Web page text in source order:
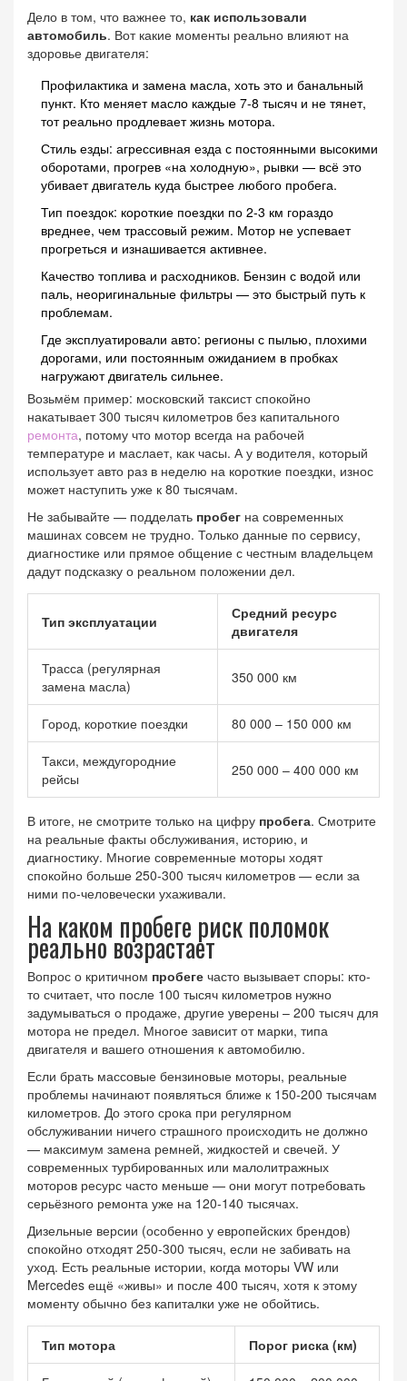
Дело в том, что важнее то, как использовали
автомобиль. Вот какие моменты реально влияют на
здоровье двигателя:
Профилактика и замена масла, хоть это и банальный
пункт. Кто меняет масло каждые 7-8 тысяч и не тянет,
тот реально продлевает жизнь мотора.
Стиль езды: агрессивная езда с постоянными высокими
оборотами, прогрев «на холодную», рывки — всё это
убивает двигатель куда быстрее любого пробега.
Тип поездок: короткие поездки по 2-3 км гораздо
вреднее, чем трассовый режим. Мотор не успевает
прогреться и изнашивается активнее.
Качество топлива и расходников. Бензин с водой или
паль, неоригинальные фильтры — это быстрый путь к
проблемам.
Где эксплуатировали авто: регионы с пылью, плохими
дорогами, или постоянным ожиданием в пробках
нагружают двигатель сильнее.
Возьмём пример: московский таксист спокойно
накатывает 300 тысяч километров без капитального
ремонта, потому что мотор всегда на рабочей
температуре и маслает, как часы. А у водителя, который
использует авто раз в неделю на короткие поездки, износ
может наступить уже к 80 тысячам.
Не забывайте — подделать пробег на современных
машинах совсем не трудно. Только данные по сервису,
диагностике или прямое общение с честным владельцем
дадут подсказку о реальном положении дел.
Тип эксплуатации
Средний ресурс
двигателя
Трасса (регулярная
замена масла)
350 000 км
Город, короткие поездки 80 000 – 150 000 км
Такси, междугородние
рейсы
250 000 – 400 000 км
В итоге, не смотрите только на цифру пробега. Смотрите
на реальные факты обслуживания, историю, и
диагностику. Многие современные моторы ходят
спокойно больше 250-300 тысяч километров — если за
ними по-человечески ухаживали.
На каком пробеге риск поломок
реально возрастает
Вопрос о критичном пробеге часто вызывает споры: кто-
то считает, что после 100 тысяч километров нужно
задумываться о продаже, другие уверены – 200 тысяч для
мотора не предел. Многое зависит от марки, типа
двигателя и вашего отношения к автомобилю.
Если брать массовые бензиновые моторы, реальные
проблемы начинают появляться ближе к 150-200 тысячам
километров. До этого срока при регулярном
обслуживании ничего страшного происходить не должно
— максимум замена ремней, жидкостей и свечей. У
современных турбированных или малолитражных
моторов ресурс часто меньше — они могут потребовать
серьёзного ремонта уже на 120-140 тысячах.
Дизельные версии (особенно у европейских брендов)
спокойно отходят 250-300 тысяч, если не забивать на
уход. Есть реальные истории, когда моторы VW или
Mercedes ещё «живы» и после 400 тысяч, хотя к этому
моменту обычно без капиталки уже не обойтись.
Тип мотора Порог риска (км)